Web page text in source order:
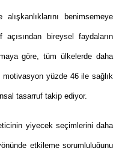
benimsemeye
bireysel faydaların
göre, tüm ülkelerde daha
yüzde 46 ile sağlık
tasarruf takip ediyor.
yiyecek seçimlerini daha
etkileme sorumluluğunu